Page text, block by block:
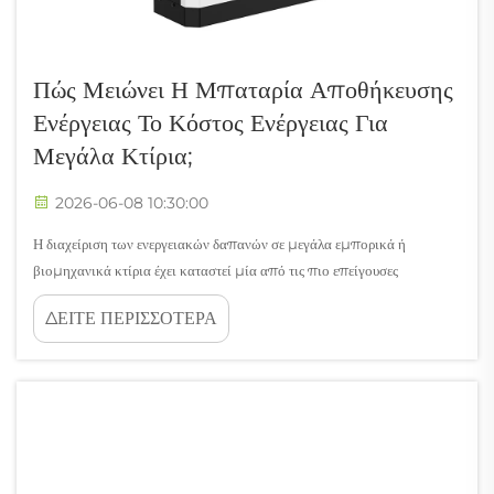
Πώς Μειώνει Η Μπαταρία Αποθήκευσης
Ενέργειας Το Κόστος Ενέργειας Για
Μεγάλα Κτίρια;
2026-06-08 10:30:00
Η διαχείριση των ενεργειακών δαπανών σε μεγάλα εμπορικά ή
βιομηχανικά κτίρια έχει καταστεί μία από τις πιο επείγουσες
λειτουργικές προκλήσεις για τους διαχειριστές εγκαταστάσεων και τους
ιδιοκτήτες κτιρίων σήμερα. Οι τιμές της ηλεκτρικής ενέργειας είναι
ΔΕΙΤΕ ΠΕΡΙΣΣΟΤΕΡΑ